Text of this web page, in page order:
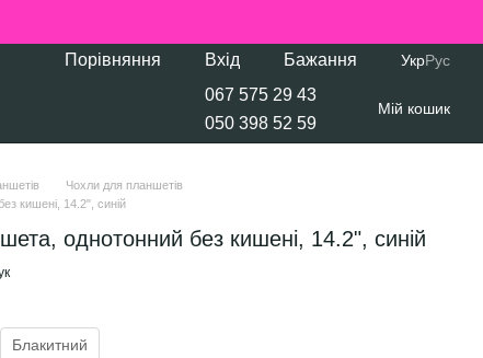
Порівняння Вхід Бажання УкрРус
067 575 29 43
050 398 52 59
Мій кошик
Чохли для планшетів
кишені, 14.2", синій
однотонний без кишені, 14.2", синій
Блакитний